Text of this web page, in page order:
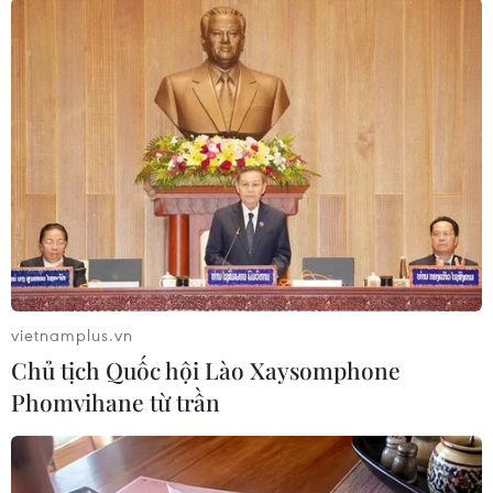
#Dòng chảy phương Bắc 1
#Trừng phạt Nga
#Chiến dịch quân sự
#Nguồn cung khí đốt
Theo dõi VietnamPlus
TIN LIÊN QUAN
vietnamplus.vn
Chủ tịch Quốc hội Lào Xaysomphone
Phomvihane từ trần